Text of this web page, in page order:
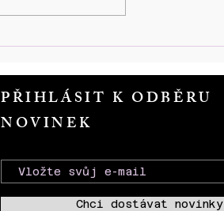
AMBROŽE
PŘIHLÁSIT K ODBĚRU
NOVINEK
Chci dostávat novinky